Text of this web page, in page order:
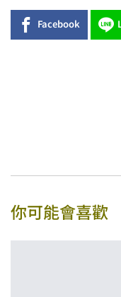
Facebook
你可能會喜歡